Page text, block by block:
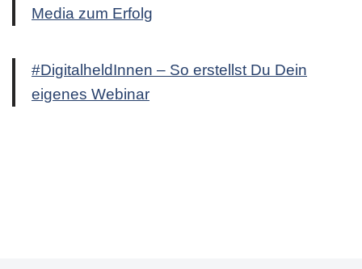
Media zum Erfolg
#DigitalheldInnen – So erstellst Du Dein
eigenes Webinar